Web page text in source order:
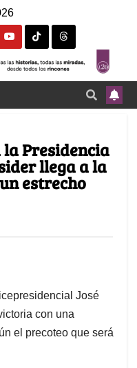
Presidencia
llega a la
estrecho
José
con una
el precoteo que será